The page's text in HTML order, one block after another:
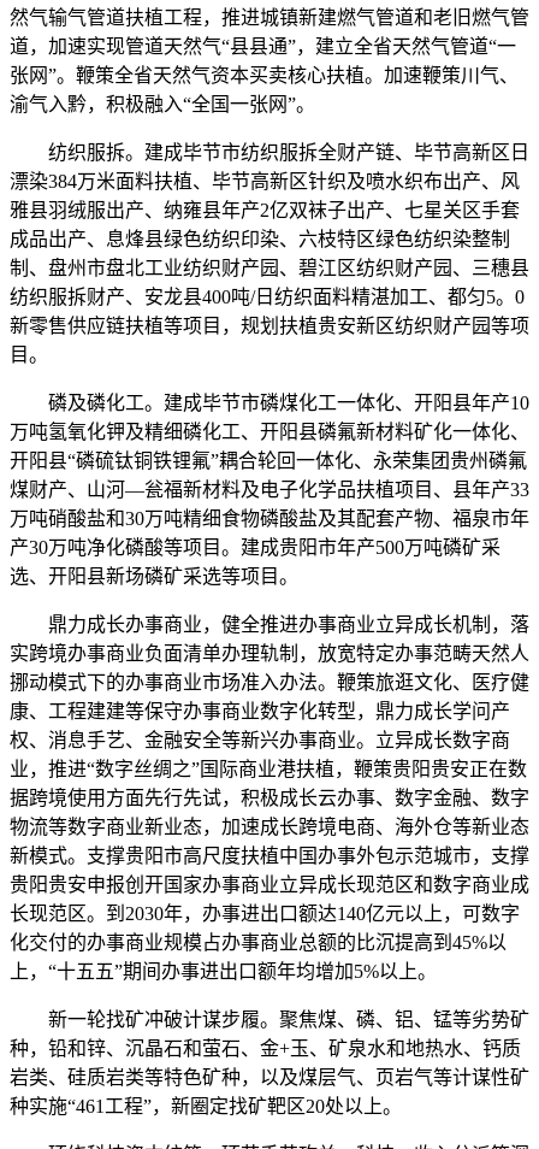
然气输气管道扶植工程，推进城镇新建燃气管道和老旧燃气管
道，加速实现管道天然气“县县通”，建立全省天然气管道“一
张网”。鞭策全省天然气资本买卖核心扶植。加速鞭策川气、
渝气入黔，积极融入“全国一张网”。
纺织服拆。建成毕节市纺织服拆全财产链、毕节高新区日
漂染384万米面料扶植、毕节高新区针织及喷水织布出产、风
雅县羽绒服出产、纳雍县年产2亿双袜子出产、七星关区手套
成品出产、息烽县绿色纺织印染、六枝特区绿色纺织染整制
制、盘州市盘北工业纺织财产园、碧江区纺织财产园、三穗县
纺织服拆财产、安龙县400吨/日纺织面料精湛加工、都匀5。0
新零售供应链扶植等项目，规划扶植贵安新区纺织财产园等项
目。
磷及磷化工。建成毕节市磷煤化工一体化、开阳县年产10
万吨氢氧化钾及精细磷化工、开阳县磷氟新材料矿化一体化、
开阳县“磷硫钛铜铁锂氟”耦合轮回一体化、永荣集团贵州磷氟
煤财产、山河—瓮福新材料及电子化学品扶植项目、县年产33
万吨硝酸盐和30万吨精细食物磷酸盐及其配套产物、福泉市年
产30万吨净化磷酸等项目。建成贵阳市年产500万吨磷矿采
选、开阳县新场磷矿采选等项目。
鼎力成长办事商业，健全推进办事商业立异成长机制，落
实跨境办事商业负面清单办理轨制，放宽特定办事范畴天然人
挪动模式下的办事商业市场准入办法。鞭策旅逛文化、医疗健
康、工程建建等保守办事商业数字化转型，鼎力成长学问产
权、消息手艺、金融安全等新兴办事商业。立异成长数字商
业，推进“数字丝绸之”国际商业港扶植，鞭策贵阳贵安正在数
据跨境使用方面先行先试，积极成长云办事、数字金融、数字
物流等数字商业新业态，加速成长跨境电商、海外仓等新业态
新模式。支撑贵阳市高尺度扶植中国办事外包示范城市，支撑
贵阳贵安申报创开国家办事商业立异成长现范区和数字商业成
长现范区。到2030年，办事进出口额达140亿元以上，可数字
化交付的办事商业规模占办事商业总额的比沉提高到45%以
上，“十五五”期间办事进出口额年均增加5%以上。
新一轮找矿冲破计谋步履。聚焦煤、磷、铝、锰等劣势矿
种，铅和锌、沉晶石和萤石、金+玉、矿泉水和地热水、钙质
岩类、硅质岩类等特色矿种，以及煤层气、页岩气等计谋性矿
种实施“461工程”，新圈定找矿靶区20处以上。